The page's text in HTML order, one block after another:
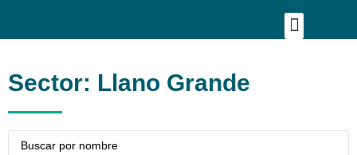
Sector: Llano Grande